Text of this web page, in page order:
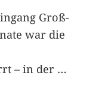
Groß-
war die
– in der …